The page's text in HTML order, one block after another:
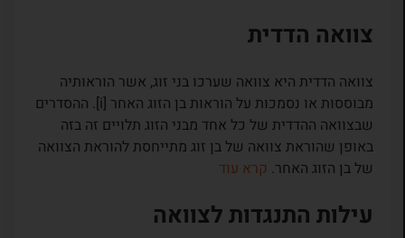
צוואה הדדית
צוואה הדדית היא צוואה שערכו בני זוג, אשר הוראותיה
מבוססות או נסמכות על הוראות בן הזוג האחר [i]. ההסדרים
שבצוואה ההדדית של כל אחד מבני הזוג תלויים זה בזה
באופן שהוראת צוואה של בן זוג מתייחסת להוראת הצוואה
של בן הזוג האחר. קרא עוד
עילות התנגדות לצוואה